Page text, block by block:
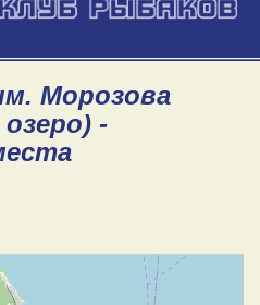
Морозова
-